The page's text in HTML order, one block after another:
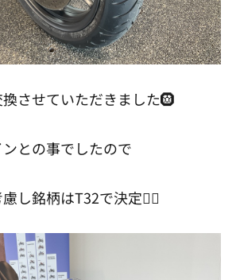
させていただきました🛞
との事でしたので
し銘柄はT32で決定✌🏻